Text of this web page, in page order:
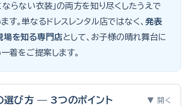
ならない衣装」の両方を知り尽くしたうえで
す。単なるドレスレンタル店ではなく、 発表
場を知る専門店として、お子様の晴れ舞台に
着をご提案します。
選び方 — 3つのポイント ▼ 開く